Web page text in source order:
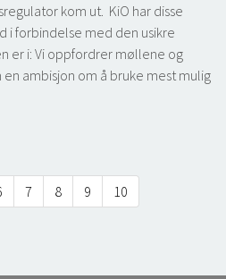
kom ut. KiO har disse
i forbindelse med den usikre
er i: Vi oppfordrer møllene og
ambisjon om å bruke mest mulig
7 8 9 10